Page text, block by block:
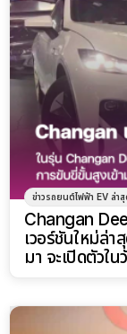
ข่าวรถยนต์ไฟฟ้า EV ล่าสุ
Changan
เวอร์ชันใหม่ล่า
มา จะเปิดตัวใ